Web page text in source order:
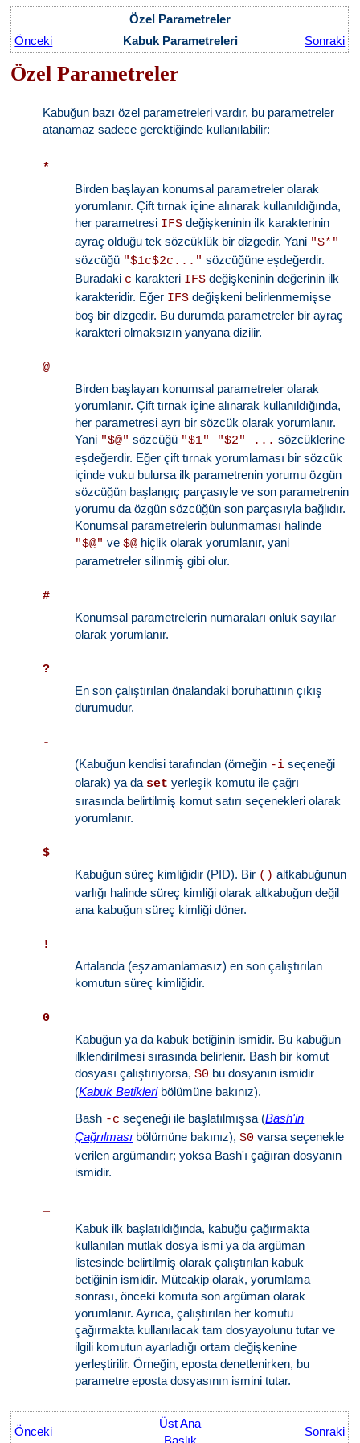
Özel Parametreler
Önceki
Kabuk Parametreleri Sonraki
Özel Parametreler
Kabuğun bazı özel parametreleri vardır, bu parametreler
atanamaz sadece gerektiğinde kullanılabilir:
*
Birden başlayan konumsal parametreler olarak
yorumlanır. Çift tırnak içine alınarak kullanıldığında,
her parametresi IFS değişkeninin ilk karakterinin
ayraç olduğu tek sözcüklük bir dizgedir. Yani "$*"
sözcüğü "$1c$2c..." sözcüğüne eşdeğerdir.
Buradaki c karakteri IFS değişkeninin değerinin ilk
karakteridir. Eğer IFS değişkeni belirlenmemişse
boş bir dizgedir. Bu durumda parametreler bir ayraç
karakteri olmaksızın yanyana dizilir.
@
Birden başlayan konumsal parametreler olarak
yorumlanır. Çift tırnak içine alınarak kullanıldığında,
her parametresi ayrı bir sözcük olarak yorumlanır.
Yani "$@" sözcüğü "$1" "$2" ... sözcüklerine
eşdeğerdir. Eğer çift tırnak yorumlaması bir sözcük
içinde vuku bulursa ilk parametrenin yorumu özgün
sözcüğün başlangıç parçasıyle ve son parametrenin
yorumu da özgün sözcüğün son parçasıyla bağlıdır.
Konumsal parametrelerin bulunmaması halinde
"$@" ve$@ hiçlik olarak yorumlanır, yani
parametreler silinmiş gibi olur.
#
Konumsal parametrelerin numaraları onluk sayılar
olarak yorumlanır.
?
En son çalıştırılan önalandaki boruhattının çıkış
durumudur.
-
(Kabuğun kendisi tarafından (örneğin -i seçeneği
olarak) ya da set yerleşik komutu ile çağrı
sırasında belirtilmiş komut satırı seçenekleri olarak
yorumlanır.
$
Kabuğun süreç kimliğidir (PID). Bir () altkabuğunun
varlığı halinde süreç kimliği olarak altkabuğun değil
ana kabuğun süreç kimliği döner.
!
Artalanda (eşzamanlamasız) en son çalıştırılan
komutun süreç kimliğidir.
0
Kabuğun ya da kabuk betiğinin ismidir. Bu kabuğun
ilklendirilmesi sırasında belirlenir. Bash bir komut
dosyası çalıştırıyorsa,$0 bu dosyanın ismidir
(Kabuk Betikleribölümüne bakınız).
Bash -c seçeneği ile başlatılmışsa (Bash'in
Çağrılması bölümüne bakınız),$0 varsa seçenekle
verilen argümandır; yoksa Bash'ı çağıran dosyanın
ismidir.
Kabuk ilk başlatıldığında, kabuğu çağırmakta
kullanılan mutlak dosya ismi ya da argüman
listesinde belirtilmiş olarak çalıştırılan kabuk
betiğinin ismidir. Müteakip olarak, yorumlama
sonrası, önceki komuta son argüman olarak
yorumlanır. Ayrıca, çalıştırılan her komutu
çağırmakta kullanılacak tam dosyayolunu tutar ve
ilgili komutun ayarladığı ortam değişkenine
yerleştirilir. Örneğin, eposta denetlenirken, bu
parametre eposta dosyasının ismini tutar.
Önceki
Üst Ana
Başlık
Sonraki